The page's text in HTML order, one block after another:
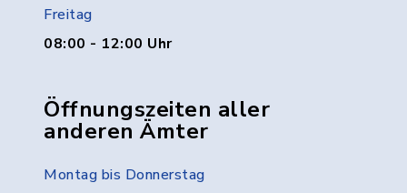
Freitag
08:00 - 12:00 Uhr
Öffnungszeiten aller
anderen Ämter
Montag bis Donnerstag